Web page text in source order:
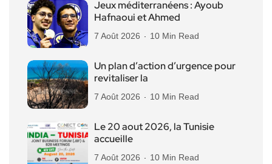
Jeux méditerranéens : Ayoub
Hafnaoui et Ahmed
7 Août 2026 10 Min Read
Un plan d’action d’urgence pour
revitaliser la
7 Août 2026 10 Min Read
Le 20 aout 2026, la Tunisie
accueille
7 Août 2026 10 Min Read